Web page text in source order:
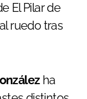
El Pilar de
ruedo tras
ha